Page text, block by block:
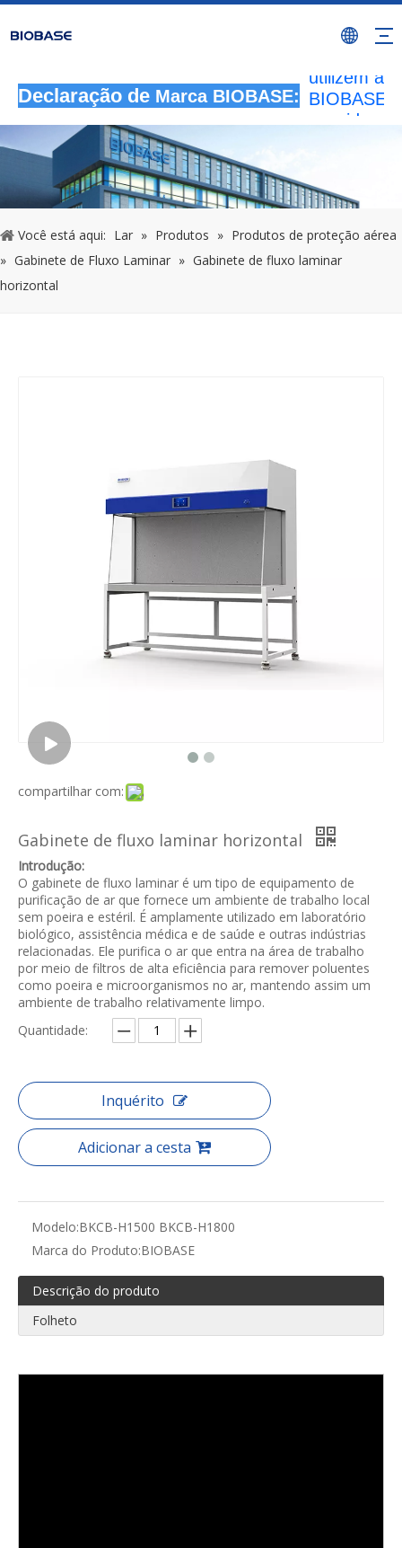
Declaração de Marca BIOBASE:
atividades
BIOBASE
Você está aqui: Lar » Produtos » Produtos de proteção aérea
» Gabinete de Fluxo Laminar » Gabinete de fluxo laminar
horizontal
compartilhar com:
Gabinete de fluxo laminar horizontal
Introdução:
O gabinete de fluxo laminar é um tipo de equipamento de
purificação de ar que fornece um ambiente de trabalho local
sem poeira e estéril. É amplamente utilizado em laboratório
biológico, assistência médica e de saúde e outras indústrias
relacionadas. Ele purifica o ar que entra na área de trabalho
por meio de filtros de alta eficiência para remover poluentes
como poeira e microorganismos no ar, mantendo assim um
ambiente de trabalho relativamente limpo.
Quantidade:
Inquérito
Adicionar a cesta
Modelo:BKCB-H1500 BKCB-H1800
Marca do Produto:BIOBASE
Descrição do produto
Folheto